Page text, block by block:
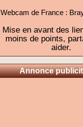
Webcam de France :
Mise en avant des
moins de points,
aider.
Annonce